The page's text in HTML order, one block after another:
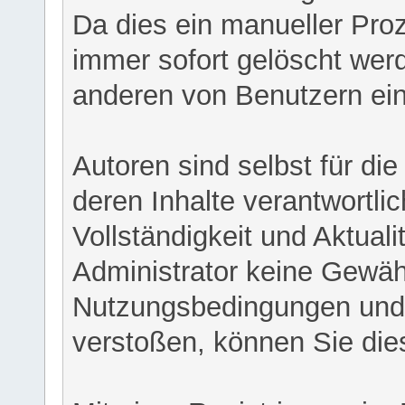
Da dies ein manueller
immer sofort gelöscht
anderen von Benutzern
Autoren sind selbst für
deren Inhalte
Vollständigkeit und
Administrator keine
Nutzungsbedingungen
verstoßen, können Sie